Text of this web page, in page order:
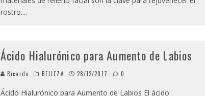
rostro....
Ácido Hialurónico para Aumento de Labios
Ricardo BELLEZA 28/12/2017 0
Ácido Hialurónico para Aumento de Labios El ácido